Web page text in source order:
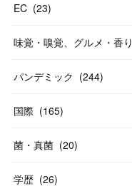
EC (23)
味覚・嗅覚、グルメ・香り
パンデミック (244)
国際 (165)
菌・真菌 (20)
学歴 (26)